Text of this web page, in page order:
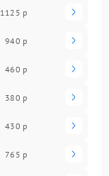
1125 р
940 р
460 р
380 р
430 р
765 р